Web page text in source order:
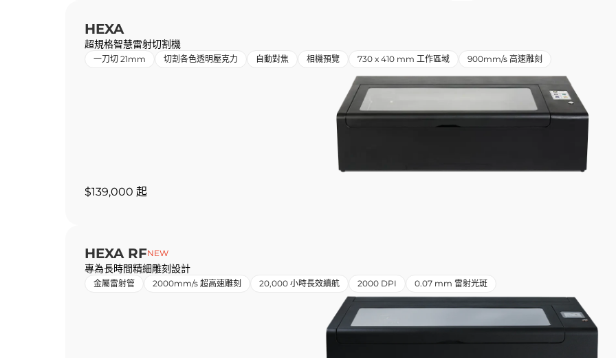
HEXA
超規格智慧雷射切割機
一刀切 21mm 切割各色透明壓克力 自動對焦 相機預覽 730 x 410 mm 工作區域 900mm/s 高速雕刻
$139,000 起
HEXA RFNEW
專為長時間精細雕刻設計
金屬雷射管 2000mm/s 超高速雕刻 20,000 小時長效續航 2000 DPI 0.07 mm 雷射光斑